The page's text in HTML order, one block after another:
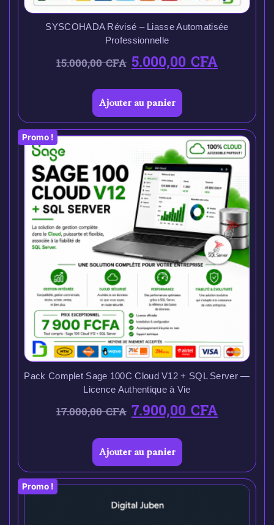
SYSCOHADA Révisé – Liasse Automatisée
Professionnelle
15.000,00CFA 5.000,00CFA
Ajouter au panier
Promo !
Pack Complet Sage 100C Cloud V12 + SQL Server —
Licence Authentique à Vie
17.000,00CFA 7.900,00CFA
Ajouter au panier
Promo !